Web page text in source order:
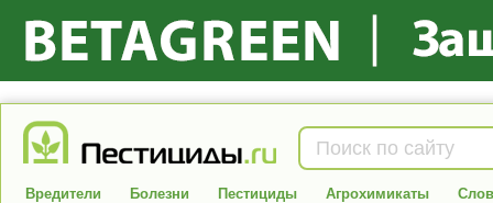
Вредители Болезни Пестициды Агрохимикаты